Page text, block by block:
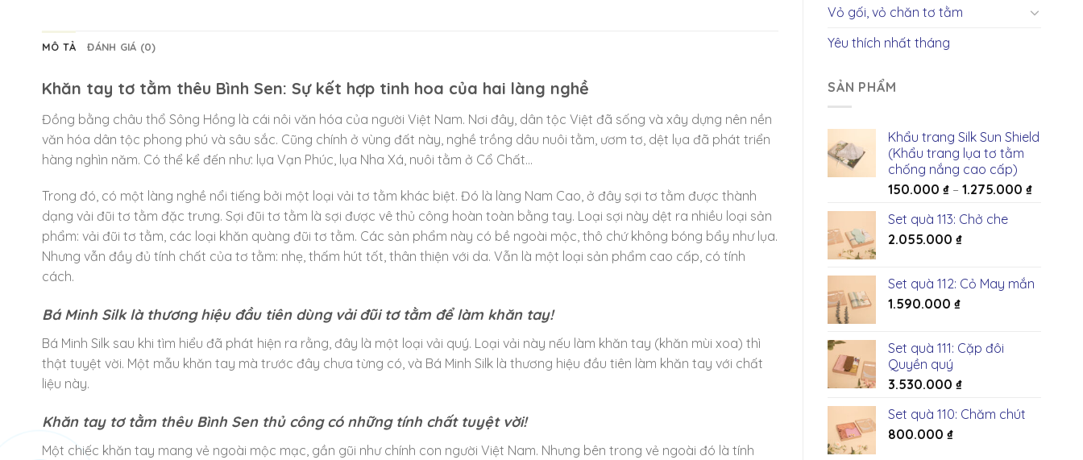
Vỏ gối, vỏ chăn tơ tằm
Yêu thích nhất tháng
SẢN PHẨM
Khẩu trang Silk Sun Shield
(Khẩu trang lụa tơ tằm
chống nắng cao cấp)
150.000 ₫ – 1.275.000 ₫
Set quà 113: Chở che
2.055.000 ₫
Set quà 112: Cỏ May mắn
1.590.000 ₫
Set quà 111: Cặp đôi
Quyền quý
3.530.000 ₫
Set quà 110: Chăm chút
800.000 ₫
MÔ TẢ ĐÁNH GIÁ (0)
Khăn tay tơ tằm thêu Bình Sen: Sự kết hợp tinh hoa của hai làng nghề
Đồng bằng châu thổ Sông Hồng là cái nôi văn hóa của người Việt Nam. Nơi đây, dân tộc Việt đã sống và xây dựng nên nền
văn hóa dân tộc phong phú và sâu sắc. Cũng chính ở vùng đất này, nghề trồng dâu nuôi tằm, ươm tơ, dệt lụa đã phát triển
hàng nghìn năm. Có thể kể đến như: lụa Vạn Phúc, lụa Nha Xá, nuôi tằm ở Cổ Chất…
Trong đó, có một làng nghề nổi tiếng bởi một loại vải tơ tằm khác biệt. Đó là làng Nam Cao, ở đây sợi tơ tằm được thành
dạng vải đũi tơ tằm đặc trưng. Sợi đũi tơ tằm là sợi được vê thủ công hoàn toàn bằng tay. Loại sợi này dệt ra nhiều loại sản
phẩm: vải đũi tơ tằm, các loại khăn quàng đũi tơ tằm. Các sản phẩm này có bề ngoài mộc, thô chứ không bóng bẩy như lụa.
Nhưng vẫn đầy đủ tính chất của tơ tằm: nhẹ, thấm hút tốt, thân thiện với da. Vẫn là một loại sản phẩm cao cấp, có tính
cách.
Bá Minh Silk là thương hiệu đầu tiên dùng vải đũi tơ tằm để làm khăn tay!
Bá Minh Silk sau khi tìm hiểu đã phát hiện ra rằng, đây là một loại vải quý. Loại vải này nếu làm khăn tay (khăn mùi xoa) thì
thật tuyệt vời. Một mẫu khăn tay mà trước đây chưa từng có, và Bá Minh Silk là thương hiệu đầu tiên làm khăn tay với chất
liệu này.
Khăn tay tơ tằm thêu Bình Sen thủ công có những tính chất tuyệt vời!
Một chiếc khăn tay mang vẻ ngoài mộc mạc, gần gũi như chính con người Việt Nam. Nhưng bên trong vẻ ngoài đó là tính